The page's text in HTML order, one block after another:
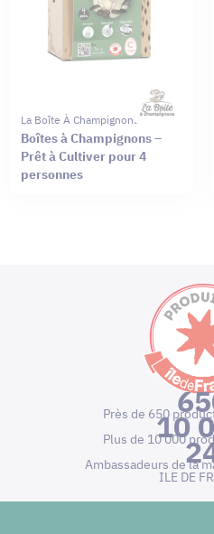
La Boîte À Champignons
Boîtes à Champignons –
Prêt à Cultiver pour 4
personnes
Près de 65010
Plus de 10 000
Ambassadeurs de la
ILE DE